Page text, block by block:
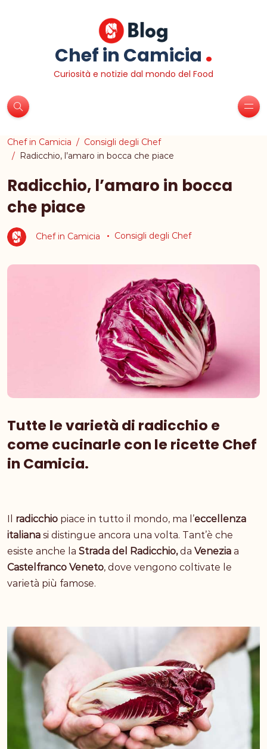
Chef in Camicia .
Curiosità e notizie dal mondo del Food
Chef in Camicia
Consigli degli Chef
Radicchio, l’amaro in bocca che piace
Radicchio, l’amaro in bocca
che piace
Chef in Camicia Consigli degli Chef
Tutte le varietà di radicchio e
come cucinarle con le ricette Chef
in Camicia.
radicchio piace in tutto il mondo, ma l’eccellenza
italiana si distingue ancora una volta. Tant’è che
esiste anche la Strada del Radicchio,da Venezia a
Castelfranco Veneto, dove vengono coltivate le
varietà più famose.